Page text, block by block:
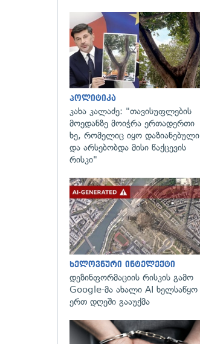
პოლიტიკა
კახა კალაძე: "თავისუფლების
მოედანზე მოიჭრა ერთადერთი
ხე, რომელიც იყო დაზიანებული
და არსებობდა მისი წაქცევის
რისკი"
ხელოვნური ინტელექტი
დეზინფორმაციის რისკის გამო
Google-მა ახალი AI ხელსაწყო
ერთ დღეში გააუქმა